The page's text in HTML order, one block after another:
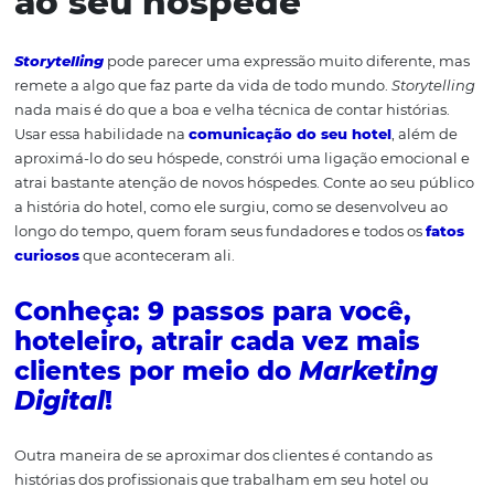
é crucial que seutime esteja bem treinado
construir e fortalecer a imagem da marca durante o
atendimento.